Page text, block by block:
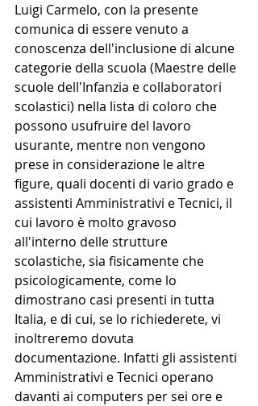
Luigi Carmelo, con la presente
comunica di essere venuto a
conoscenza dell'inclusione di alcune
categorie della scuola (Maestre delle
scuole dell'Infanzia e collaboratori
scolastici) nella lista di coloro che
possono usufruire del lavoro
usurante, mentre non vengono
prese in considerazione le altre
figure, quali docenti di vario grado e
assistenti Amministrativi e Tecnici, il
cui lavoro è molto gravoso
all'interno delle strutture
scolastiche, sia fisicamente che
psicologicamente, come lo
dimostrano casi presenti in tutta
Italia, e di cui, se lo richiederete, vi
inoltreremo dovuta
documentazione. Infatti gli assistenti
Amministrativi e Tecnici operano
davanti ai computers per sei ore e